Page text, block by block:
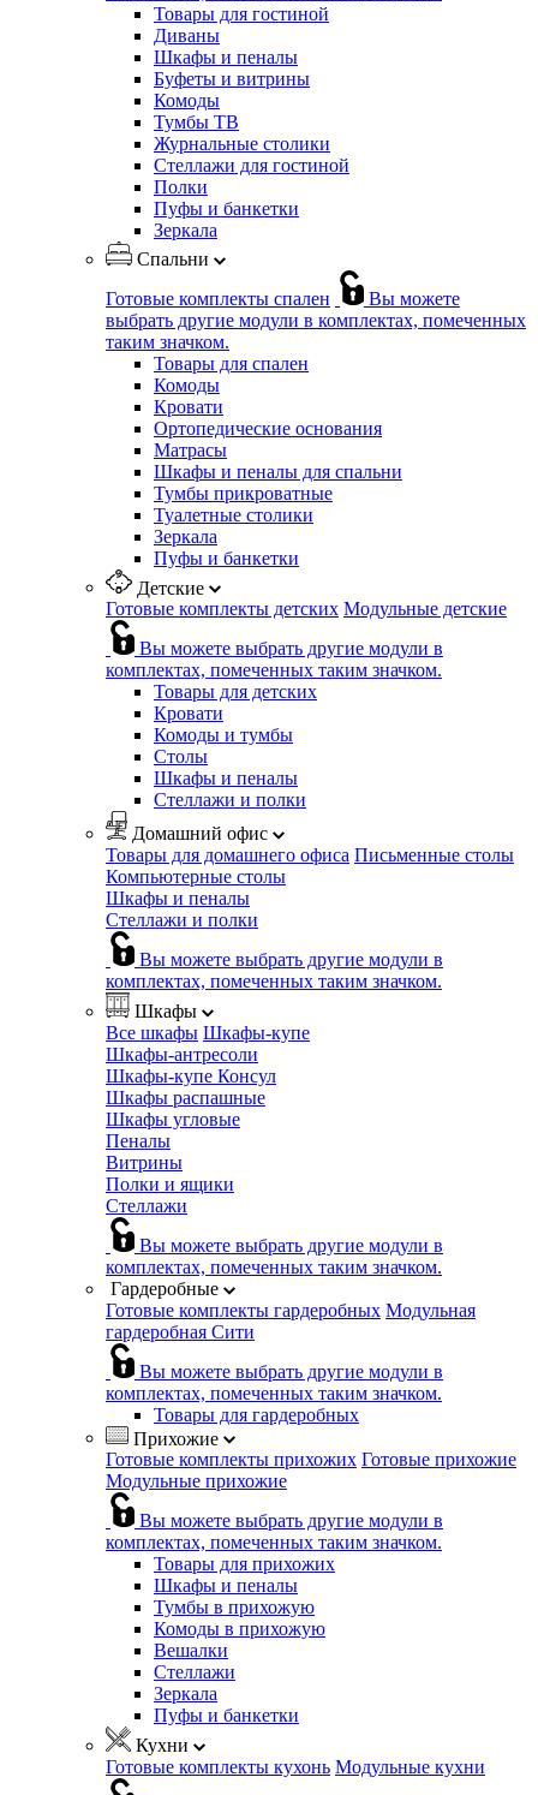
Товары для гостиной
Диваны
Шкафы и пеналы
Буфеты и витрины
Комоды
Тумбы ТВ
Журнальные столики
Стеллажи для гостиной
Полки
Пуфы и банкетки
Зеркала
Спальни
Готовые комплекты спален
Вы можете
выбрать другие модули в комплектах, помеченных
таким значком.
Товары для спален
Комоды
Кровати
Ортопедические основания
Матрасы
Шкафы и пеналы для спальни
Тумбы прикроватные
Туалетные столики
Зеркала
Пуфы и банкетки
Детские
Готовые комплекты детских Модульные детские
Вы можете выбрать другие модули в
комплектах, помеченных таким значком.
Товары для детских
Кровати
Комоды и тумбы
Столы
Шкафы и пеналы
Стеллажи и полки
Домашний офис
Товары для домашнего офиса Письменные столы
Компьютерные столы
Шкафы и пеналы
Стеллажи и полки
Вы можете выбрать другие модули в
комплектах, помеченных таким значком.
Шкафы
Все шкафы Шкафы-купе
Шкафы-антресоли
Шкафы-купе Консул
Шкафы распашные
Шкафы угловые
Пеналы
Витрины
Полки и ящики
Стеллажи
Вы можете выбрать другие модули в
комплектах, помеченных таким значком.
Гардеробные
Готовые комплекты гардеробных Модульная
гардеробная Сити
Вы можете выбрать другие модули в
комплектах, помеченных таким значком.
Товары для гардеробных
Прихожие
Готовые комплекты прихожих Готовые прихожие
Модульные прихожие
Вы можете выбрать другие модули в
комплектах, помеченных таким значком.
Товары для прихожих
Шкафы и пеналы
Тумбы в прихожую
Комоды в прихожую
Вешалки
Стеллажи
Зеркала
Пуфы и банкетки
Кухни
Готовые комплекты кухонь Модульные кухни